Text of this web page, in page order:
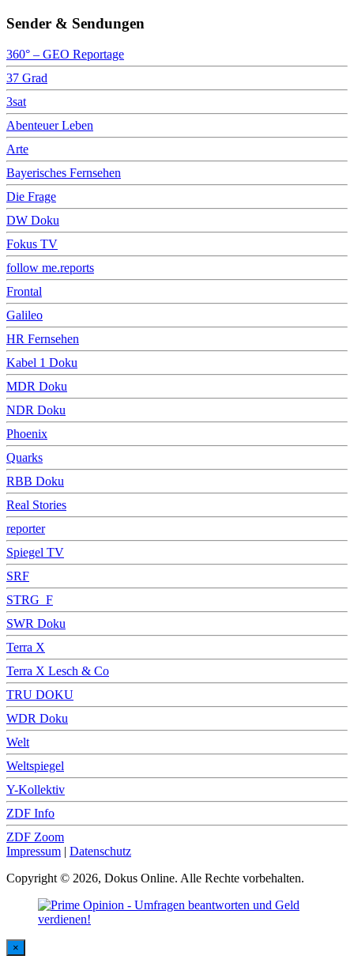
Sender & Sendungen
360° – GEO Reportage
37 Grad
3sat
Abenteuer Leben
Arte
Bayerisches Fernsehen
Die Frage
DW Doku
Fokus TV
follow me.reports
Frontal
Galileo
HR Fernsehen
Kabel 1 Doku
MDR Doku
NDR Doku
Phoenix
Quarks
RBB Doku
Real Stories
reporter
Spiegel TV
SRF
STRG_F
SWR Doku
Terra X
Terra X Lesch & Co
TRU DOKU
WDR Doku
Welt
Weltspiegel
Y-Kollektiv
ZDF Info
ZDF Zoom
Impressum | Datenschutz
Copyright © 2026, Dokus Online. Alle Rechte vorbehalten.
×